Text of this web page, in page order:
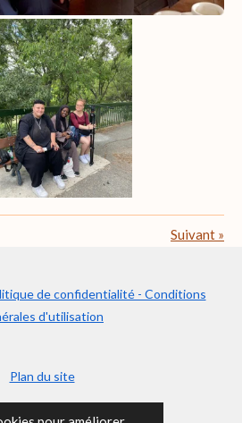
Suivant »
de confidentialité - Conditions
d'utilisation
Plan du site